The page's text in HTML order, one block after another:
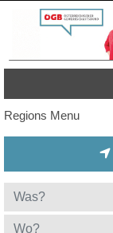
Regions Menu